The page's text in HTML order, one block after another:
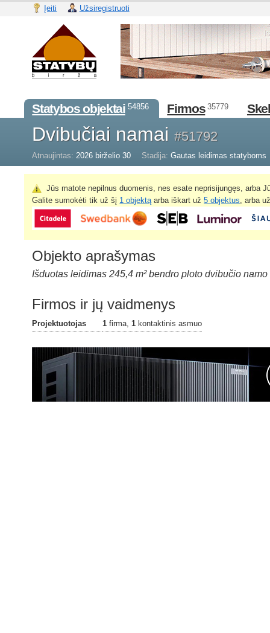
Įeiti Užsiregistruoti
Statybos objektai 54856 Firmos 35779
Dvibučiai namai#51792
Atnaujintas: 2026 birželio 30 Stadija: Gautas leidimas statyboms
Jūs matote nepilnus duomenis, nes esate neprisijungęs, arba
Galite sumokėti tik už šį 1 objektą arba iškart už5 objektus , arba
Objekto aprašymas
Išduotas leidimas 245,4 m² bendro ploto dvibučio
Firmos ir jų vaidmenys
Projektuotojas 1 firma, 1 kontaktinis asmuo